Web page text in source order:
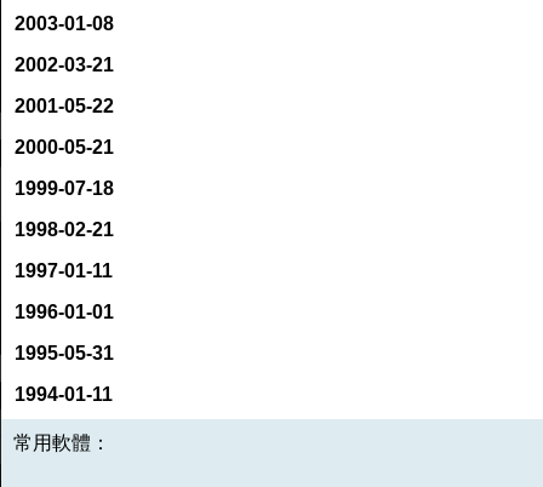
2003-01-08
2002-03-21
2001-05-22
2000-05-21
1999-07-18
1998-02-21
1997-01-11
1996-01-01
1995-05-31
1994-01-11
常用軟體：